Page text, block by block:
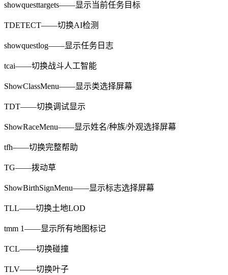
showquesttargets——显示当前任务目标
TDETECT——切换AI检测
showquestlog——显示任务日志
tcai——切换战斗人工智能
ShowClassMenu——显示类选择屏幕
TDT——切换调试显示
ShowRaceMenu——显示姓名/种族/外观选择屏幕
tfh——切换完整帮助
TG——拨动草
ShowBirthSignMenu——显示标志选择屏幕
TLL——切换土地LOD
tmm 1——显示所有地图标记
TCL——切换碰撞
TLV——切换叶子